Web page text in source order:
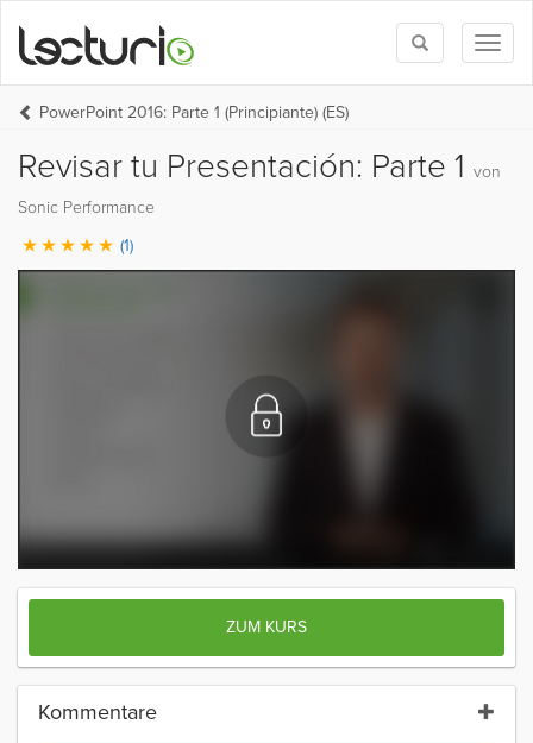
Toggle
search
PowerPoint 2016: Parte 1 (Principiante) (ES)
Revisar tu Presentación: Parte 1 von
Sonic Performance
(1)
ZUM KURS
Kommentare